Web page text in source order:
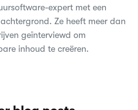
expert met een
Ze heeft meer dan
geïnterviewd om
inhoud te creëren.